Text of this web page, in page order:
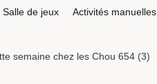
Salle de jeux Activités manuelles
semaine chez les Chou 654 (3)